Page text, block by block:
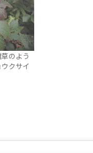
のよう
クサイ